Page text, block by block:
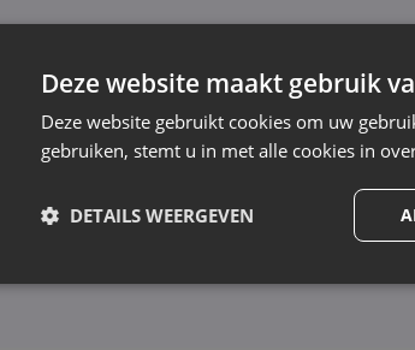
Schrijf je in voor de nieuwsbrief
Wij informeren en tonen nieuws -
Deze website maakt gebruik
Deze website gebruikt cookies om uw
gebruiken, stemt u in met alle cookies in
DETAILS WEERGEVEN